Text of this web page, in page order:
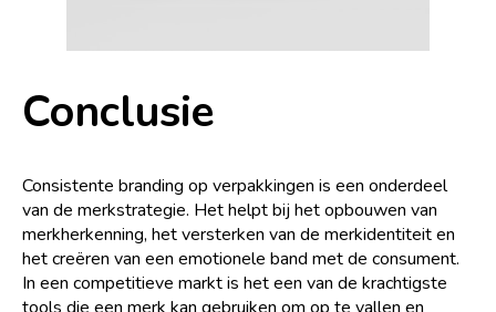
Conclusie
Consistente branding op verpakkingen is een onderdeel
van de merkstrategie. Het helpt bij het opbouwen van
merkherkenning, het versterken van de merkidentiteit en
het creëren van een emotionele band met de consument.
In een competitieve markt is het een van de krachtigste